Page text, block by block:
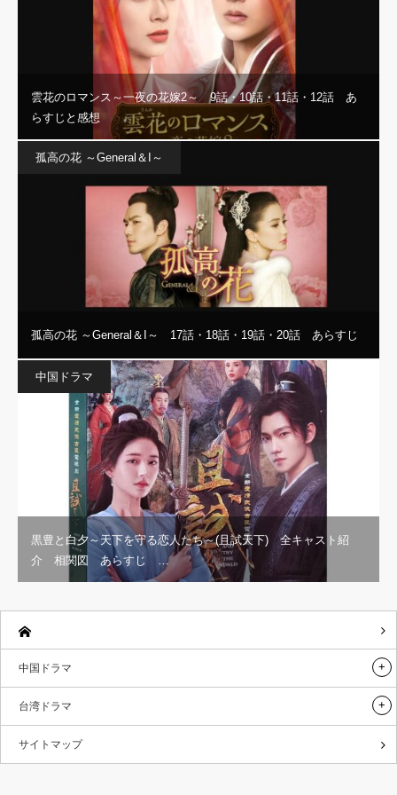
雲花のロマンス～一夜の花嫁2～ 9話・10話・11話・12話 あ
らすじと感想
孤高の花 ～General＆I～
孤高の花 ～General＆I～ 17話・18話・19話・20話 あらすじ
中国ドラマ
黒豊と白夕～天下を守る恋人たち～(且試天下) 全キャスト紹
介 相関図 あらすじ …
中国ドラマ
台湾ドラマ
サイトマップ